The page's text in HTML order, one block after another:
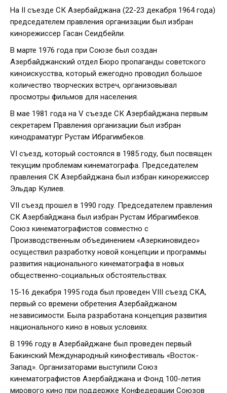
На II съезде СК Азербайджана (22-23 декабря 1964 года)
председателем правления организации был избран
кинорежиссер Гасан Сеидбейли.
В марте 1976 года при Союзе был создан
Азербайджанский отдел Бюро пропаганды советского
киноискусства, который ежегодно проводил большое
количество творческих встреч, организовывал
просмотры фильмов для населения.
В мае 1981 года на V съезде СК Азербайджана первым
секретарем Правления организации был избран
кинодраматург Рустам Ибрагимбеков.
VI съезд, который состоялся в 1985 году, был посвящен
текущим проблемам кинематографа. Председателем
правления СК Азербайджана был избран кинорежиссер
Эльдар Кулиев.
VII съезд прошел в 1990 году. Председателем правления
СК Азербайджана был избран Рустам Ибрагимбеков.
Союз кинематографистов совместно с
Производственным объединением «Азеркиновидео»
осуществил разработку новой концепции и программы
развития национального кинематографа в новых
общественно-социальных обстоятельствах.
15-16 декабря 1995 года был проведен VIII съезд СКА,
первый со времени обретения Азербайджаном
независимости. Была разработана концепция развития
национального кино в новых условиях.
В 1996 году в Азербайджане был проведен первый
Бакинский Международный кинофестиваль «Восток-
Запад». Организаторами выступили Союз
кинематографистов Азербайджана и Фонд 100-летия
мирового кино при поддержке Конфедерации Союзов